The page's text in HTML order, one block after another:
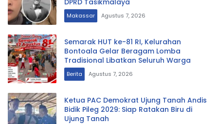
Makassar Agustus 7, 2026
Semarak HUT ke-81 RI, Kelurahan
Bontoala Gelar Beragam Lomba
Tradisional Libatkan Seluruh Warga
Berita Agustus 7, 2026
Ketua PAC Demokrat Ujung Tanah Andis
Bidik Pileg 2029: Siap Ratakan Biru di
Ujung Tanah